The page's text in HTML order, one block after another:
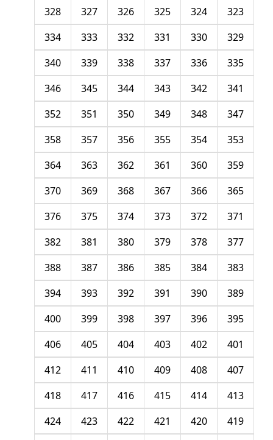
323
324
325
326
327
328
329
330
331
332
333
334
335
336
337
338
339
340
341
342
343
344
345
346
347
348
349
350
351
352
353
354
355
356
357
358
359
360
361
362
363
364
365
366
367
368
369
370
371
372
373
374
375
376
377
378
379
380
381
382
383
384
385
386
387
388
389
390
391
392
393
394
395
396
397
398
399
400
401
402
403
404
405
406
407
408
409
410
411
412
413
414
415
416
417
418
419
420
421
422
423
424